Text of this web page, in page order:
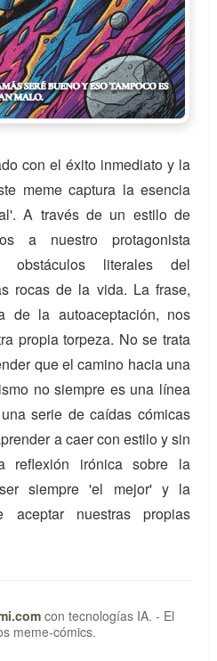
con el éxito inmediato y la
meme captura la esencia
A través de un estilo de
a nuestro protagonista
obstáculos literales del
rocas de la vida. La frase,
de la autoaceptación, nos
propia torpeza. No se trata
que el camino hacia una
no siempre es una línea
serie de caídas cómicas
a caer con estilo y sin
reflexión irónica sobre la
siempre 'el mejor' y la
aceptar nuestras propias
con tecnologías IA. - El
meme-cómics.